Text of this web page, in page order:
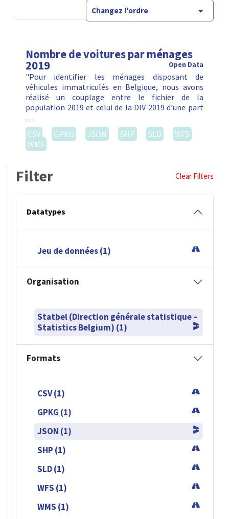
Changez l'ordre
Nombre de voitures par ménages
2019 Open Data
"Pour identifier les ménages disposant de
véhicules immatriculés en Belgique, nous avons
réalisé un couplage entre le fichier de la
population 2019 et celui de la DIV 2019 d’une part
…
CSV
GPKG JSON SHP SLD
WFS
WMS
Filter Clear Filters
Datatypes
Jeu de données (1)
Organisation
Statbel (Direction générale statistique –
Statistics Belgium) (1)
Formats
CSV (1)
GPKG (1)
JSON (1)
SHP (1)
SLD (1)
WFS (1)
WMS (1)